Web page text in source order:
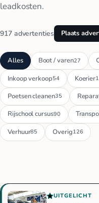
leadkosten.
917 advertenties Plaats
Alles Boot / varen27
Inkoop verkoop54 Koerier
Poetsen cleanen35
Rijschool cursus90
Verhuur85 Overig126
UITGELICHT